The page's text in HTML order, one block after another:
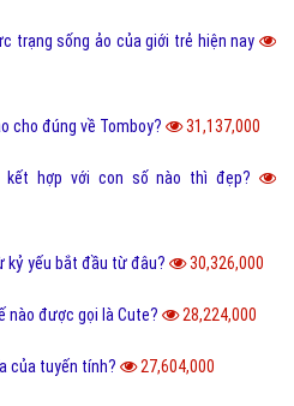
trạng sống ảo của giới trẻ hiện nay
cho đúng về Tomboy? 31,137,000
hợp với con số nào thì đẹp?
kỷ yếu bắt đầu từ đâu? 30,326,000
nào được gọi là Cute? 28,224,000
của tuyến tính? 27,604,000